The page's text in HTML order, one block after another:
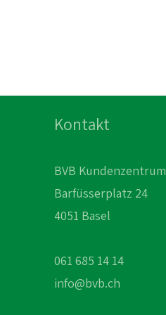
Kontakt
BVB Kundenzentrum
Barfüsserplatz 24
4051 Basel
061 685 14 14
info@bvb.ch